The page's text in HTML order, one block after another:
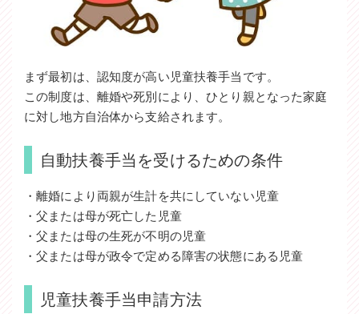
まず最初は、認知度が高い児童扶養手当です。
この制度は、離婚や死別により、ひとり親となった家庭
に対し地方自治体から支給されます。
自動扶養手当を受けるための条件
・離婚により両親が生計を共にしていない児童
・父または母が死亡した児童
・父または母の生死が不明の児童
・父または母が政令で定める障害の状態にある児童
児童扶養手当申請方法